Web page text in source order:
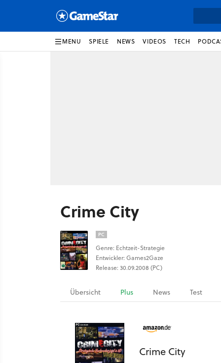
MENU SPIELE NEWS VIDEOS TECH
Crime City
PC
Genre: Echtzeit-Strategie
Entwickler: Games2Gaze
Release: 30.09.2008 (PC)
Übersicht Plus News Test
Crime City